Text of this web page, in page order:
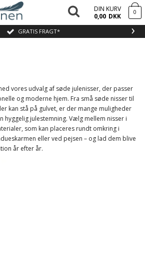
GRATIS FRAGT* ›
DIN KURV
0,00 DKK 0
vores udvalg af søde julenisser, der passer
og moderne hjem. Fra små søde nisser til
kan stå på gulvet, er der mange muligheder
hyggelig julestemning. Vælg mellem nisser i
som kan placeres rundt omkring i
eller ved pejsen – og lad dem blive
år efter år.